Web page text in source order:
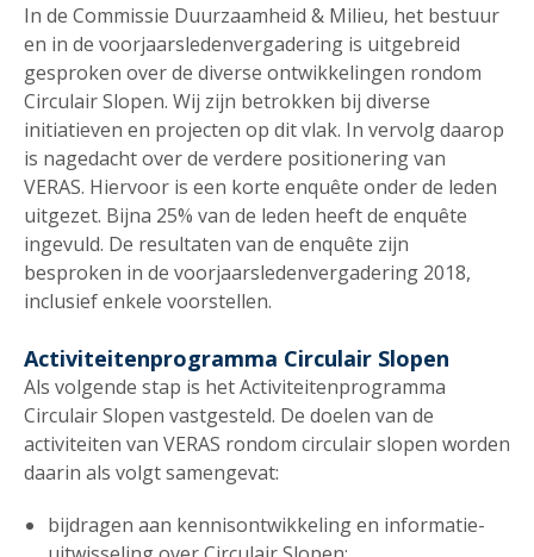
In de Commissie Duurzaamheid & Milieu, het bestuur
en in de voorjaarsledenvergadering is uitgebreid
gesproken over de diverse ontwikkelingen rondom
Circulair Slopen. Wij zijn betrokken bij diverse
initiatieven en projecten op dit vlak. In vervolg daarop
is nagedacht over de verdere positionering van
VERAS. Hiervoor is een korte enquête onder de leden
uitgezet. Bijna 25% van de leden heeft de enquête
ingevuld. De resultaten van de enquête zijn
besproken in de voorjaarsledenvergadering 2018,
inclusief enkele voorstellen.
Activiteitenprogramma Circulair Slopen
Als volgende stap is het Activiteitenprogramma
Circulair Slopen vastgesteld. De doelen van de
activiteiten van VERAS rondom circulair slopen worden
daarin als volgt samengevat:
bijdragen aan kennisontwikkeling en informatie-